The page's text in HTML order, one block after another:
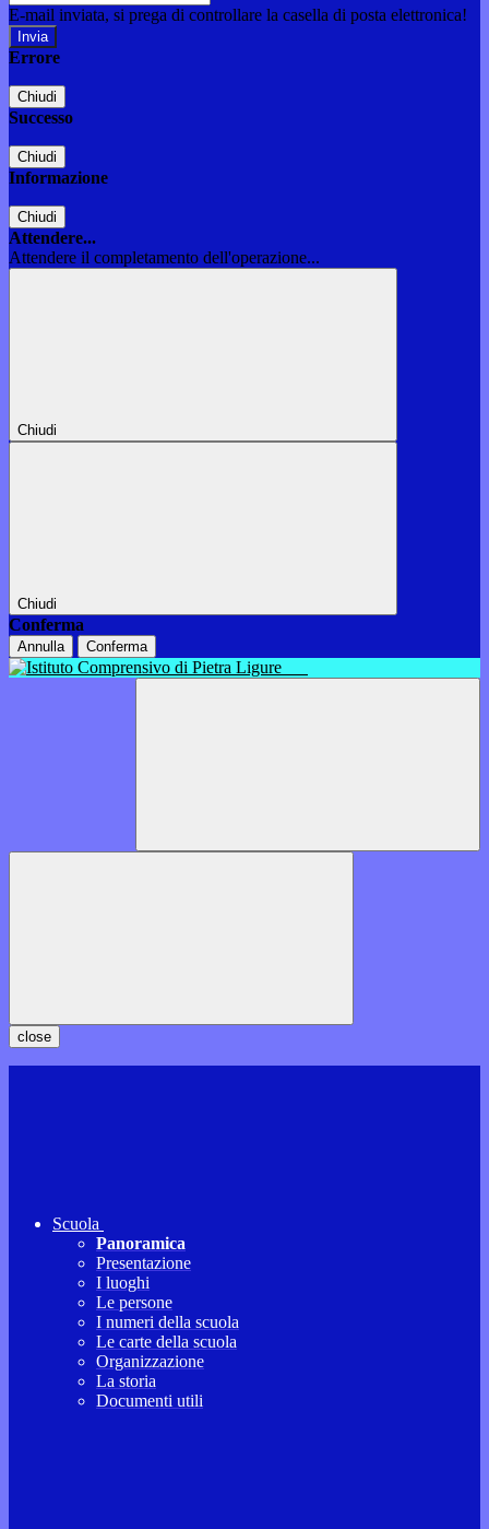
E-mail inviata, si prega di controllare la casella di posta elettronica!
Errore
Chiudi
Successo
Chiudi
Informazione
Chiudi
Attendere...
Attendere il completamento dell'operazione...
Chiudi
Chiudi
Conferma
Annulla Conferma
close
Scuola
Panoramica
Presentazione
I luoghi
Le persone
I numeri della scuola
Le carte della scuola
Organizzazione
La storia
Documenti utili